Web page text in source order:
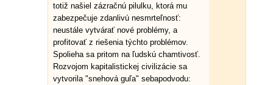
totiž našiel zázračnú pilulku, ktorá mu
zabezpečuje zdanlivú nesmrteľnosť:
neustále vytvárať nové problémy, a
profitovať z riešenia týchto problémov.
Spolieha sa pritom na ľudskú chamtivosť.
Rozvojom kapitalistickej civilizácie sa
vytvorila "snehová guľa" sebapodvodu: